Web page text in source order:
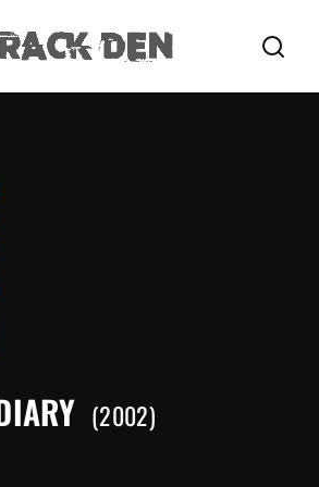
2002
to begin your search or hit
SIGN IN